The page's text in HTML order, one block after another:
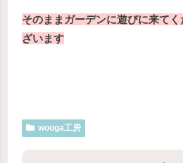
そのままガーデンに遊びに来て
ざいます
wooga工房